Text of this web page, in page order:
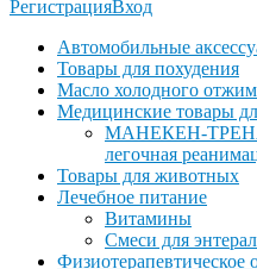
РегистрацияВход
Автомобильные
Товары для похудения
Масло холодного
Медицинские товары
МАНЕКЕН-
легочная
Товары для животных
Лечебное питание
Витамины
Смеси для
Физиотерапевтическое